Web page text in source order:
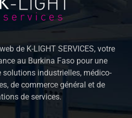
de K-LIGHT SERVICES, votre
au Burkina Faso pour une
industrielles, médico-
de commerce général et de
de services.